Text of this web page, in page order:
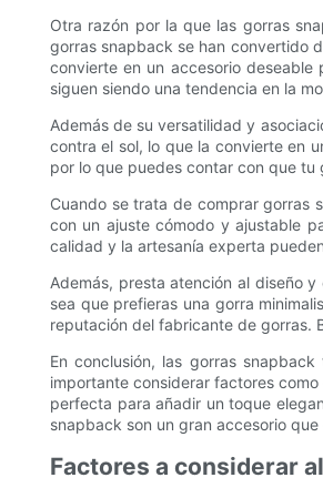
Otra razón por la que las gorras
gorras snapback se han convertido
convierte en un accesorio
siguen siendo una tendencia en la
Además de su versatilidad y
contra el sol, lo que la convierte en
por lo que puedes contar con que
Cuando se trata de comprar gorras
con un ajuste cómodo y ajustable
calidad y la artesanía experta
Además, presta atención al diseño
sea que prefieras una gorra
reputación del fabricante de gorras.
En conclusión, las gorras
importante considerar factores
perfecta para añadir un toque
snapback son un gran accesorio
Factores a considerar